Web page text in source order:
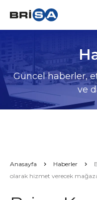
Güncel haberler,
ve
Anasayfa Haberler
olarak hizmet verecek